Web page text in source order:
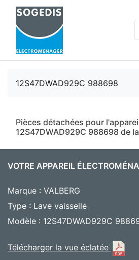
12S47DWAD929C 988698
Pièces détachées pour
12S47DWAD929C 988698 de
VOTRE APPAREIL
Marque : VALBERG
Type : Lave vaisselle
Modèle : 12S47DWAD929C
Télécharger la vue éclatée